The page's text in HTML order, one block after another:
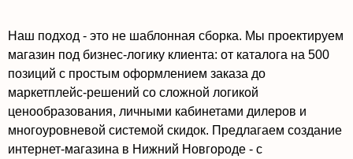
Наш подход - это не шаблонная сборка. Мы проектируем
магазин под бизнес-логику клиента: от каталога на 500
позиций с простым оформлением заказа до
маркетплейс-решений со сложной логикой
ценообразования, личными кабинетами дилеров и
многоуровневой системой скидок. Предлагаем создание
интернет-магазина в Нижний Новгороде - с